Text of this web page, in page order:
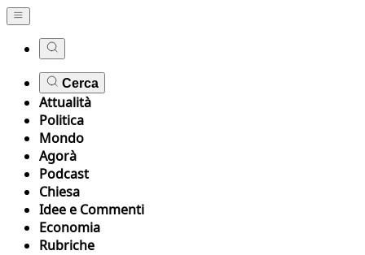
Cerca
Attualità
Politica
Mondo
Agorà
Podcast
Chiesa
Idee e Commenti
Economia
Rubriche